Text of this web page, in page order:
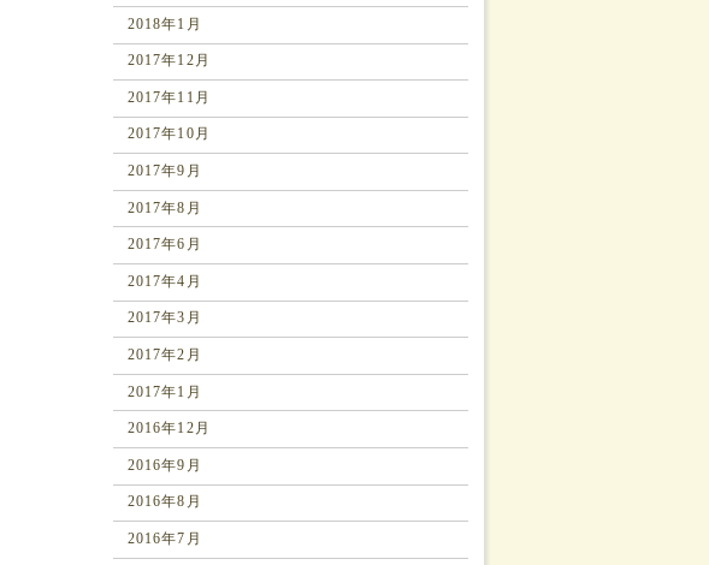
2018年1月
2017年12月
2017年11月
2017年10月
2017年9月
2017年8月
2017年6月
2017年4月
2017年3月
2017年2月
2017年1月
2016年12月
2016年9月
2016年8月
2016年7月